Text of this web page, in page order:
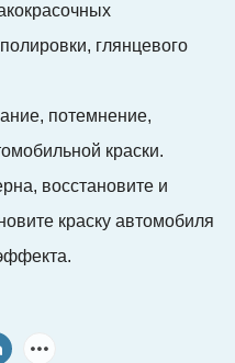
глянцевого
потемнение,
краски.
восстановите и
краску автомобиля